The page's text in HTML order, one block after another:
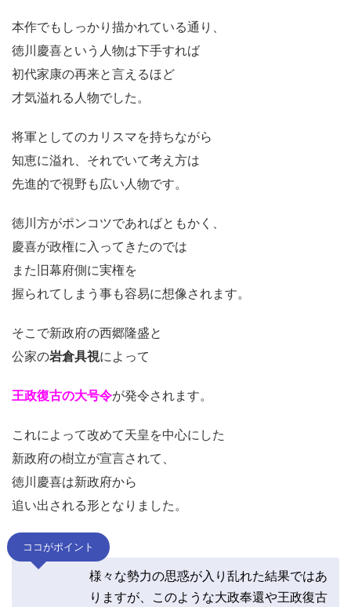
本作でもしっかり描かれている通り、
徳川慶喜という人物は下手すれば
初代家康の再来と言えるほど
才気溢れる人物でした。
将軍としてのカリスマを持ちながら
知恵に溢れ、それでいて考え方は
先進的で視野も広い人物です。
徳川方がポンコツであればともかく、
慶喜が政権に入ってきたのでは
また旧幕府側に実権を
握られてしまう事も容易に想像されます。
そこで新政府の西郷隆盛と
公家の岩倉具視によって
王政復古の大号令が発令されます。
これによって改めて天皇を中心にした
新政府の樹立が宣言されて、
徳川慶喜は新政府から
追い出される形となりました。
ココがポイント
様々な勢力の思惑が入り乱れた結果ではあ
りますが、このような大政奉還や王政復古